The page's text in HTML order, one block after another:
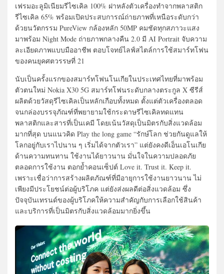
เฟรมอะลูมิเนียมรีไซเคิล 100% ฝาหลังตัวเครื่องทำจากพลาสติก
รีไซเคิล 65% พร้อมเปิดประสบการณ์ถ่ายภาพที่เหนือระดับกว่า
ด้วยนวัตกรรม PureView กล้องหลัก 50MP คมชัดทุกสภาวะแสง
มาพร้อม Night Mode ถ่ายภาพกลางคืน 2.0 มี AI Portrait จับความ
ละเอียดภาพแบบมืออาชีพ ตอบโจทย์ไลฟ์สไตล์การใช้สมาร์ทโฟน
ของคนยุคศตวรรษที่ 21
นับเป็นครั้งแรกของสมาร์ทโฟนโนเกียในประเทศไทยที่มาพร้อม
ตัวตนใหม่ Nokia X30 5G สมาร์ทโฟนระดับกลางตระกูล X ซีรีส์
ผลิตด้วยวัสดุรีไซเคิลเป็นหลักเกือบทั้งหมด ตั้งแต่ตัวเครื่องตลอด
จนกล่องบรรจุภัณฑ์ที่พยายามใช้กระดาษรีไซเคิลทดแทน
พลาสติกและสารที่เป็นเคมี โดยเน้นวัสดุเป็นมิตรกับสิ่งแวดล้อม
มากที่สุด บนแนวคิด Play the long game “รักษ์โลก ช่วยกันดูแลให้
โลกอยู่กับเราไปนาน ๆ เริ่มได้จากตัวเรา” แต่ยังคงดีเอ็นเอโนเกีย
ด้านความทนทาน ใช้งานได้ยาวนาน มั่นใจในความปลอดภัย
ตลอดการใช้งาน ตอกย้ำคอนเซ็ปต์ Love it. Trust it. Keep it.
เพราะเชื่อว่าการสร้างผลิตภัณฑ์ที่มีอายุการใช้งานยาวนาน ไม่
เพียงมีประโยชน์ต่อผู้บริโภค แต่ยังส่งผลดีต่อสิ่งแวดล้อม ซึ่ง
ปัจจุบันเทรนด์ของผู้บริโภคให้ความสำคัญกับการเลือกใช้สินค้า
และบริการที่เป็นมิตรกับสิ่งแวดล้อมมากยิ่งขึ้น